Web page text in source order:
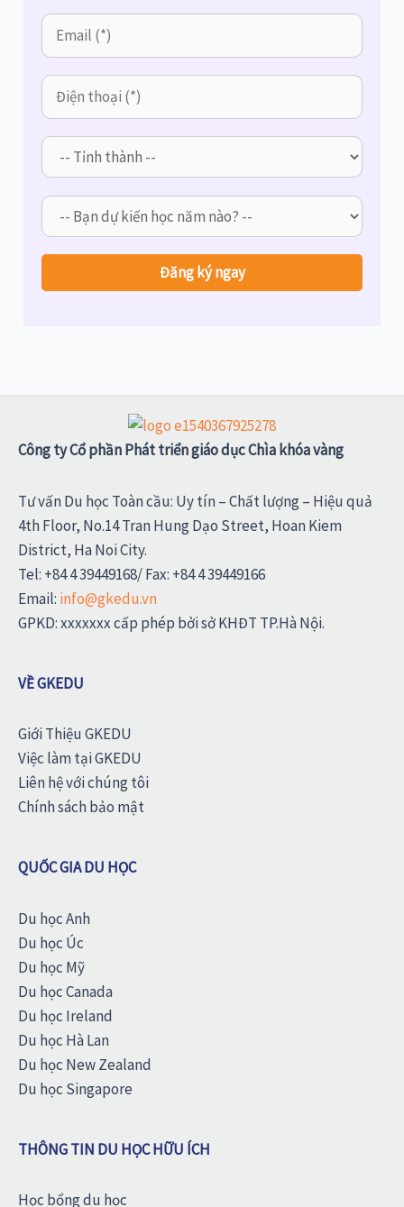
Công ty Cổ phần Phát triển giáo dục Chìa khóa vàng
Tư vấn Du học Toàn cầu: Uy tín – Chất lượng – Hiệu quả
4th Floor, No.14 Tran Hung Dạo Street, Hoan Kiem
District, Ha Noi City.
Tel: +84 4 39449168/ Fax: +84 4 39449166
Email: info@gkedu.vn
GPKD: xxxxxxx cấp phép bởi sở KHĐT TP.Hà Nội.
VỀ GKEDU
Giới Thiệu GKEDU
Việc làm tại GKEDU
Liên hệ với chúng tôi
Chính sách bảo mật
QUỐC GIA DU HỌC
Du học Anh
Du học Úc
Du học Mỹ
Du học Canada
Du học Ireland
Du học Hà Lan
Du học New Zealand
Du học Singapore
THÔNG TIN DU HỌC HỮU ÍCH
Học bổng du học